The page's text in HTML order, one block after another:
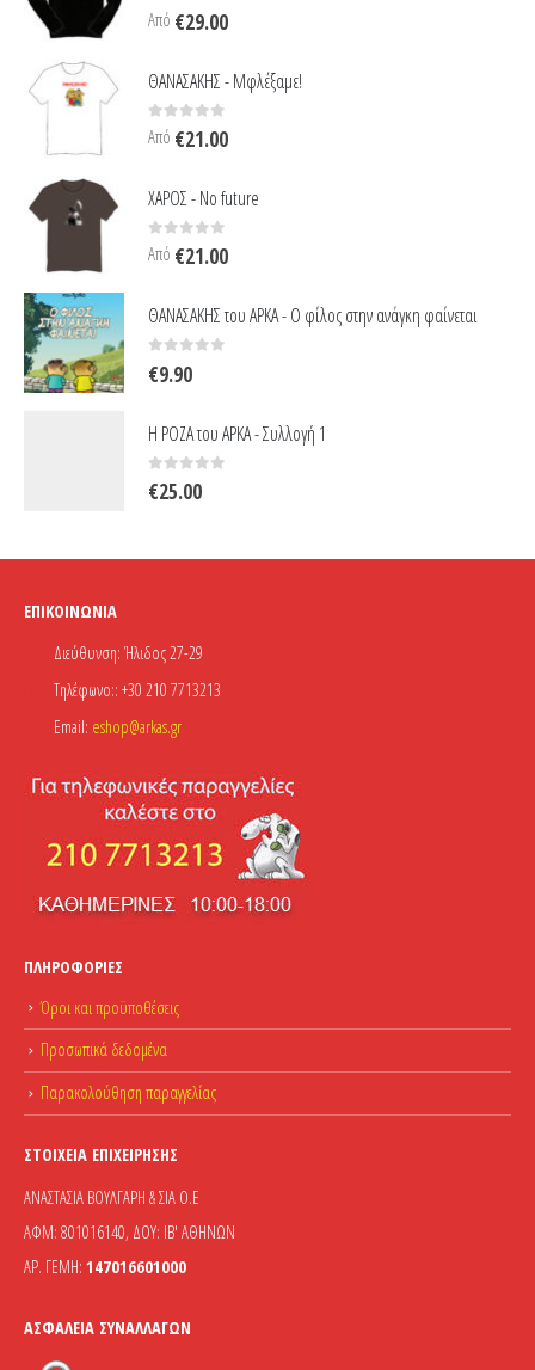
0 out of 5
Από €29.00
ΘΑΝΑΣΑΚΗΣ - Μφλέξαμε!
0 out of 5
Από €21.00
ΧΑΡΟΣ - No future
0 out of 5
Από €21.00
ΘΑΝΑΣΑΚΗΣ του ΑΡΚΑ - Ο φίλος στην ανάγκη φαίνεται
0out of 5
€9.90
Η ΡΟΖΑ του ΑΡΚΑ - Συλλογή 1
0out of 5
€25.00
ΕΠΙΚΟΙΝΩΝΊΑ
Διεύθυνση: Ήλιδος 27-29
Τηλέφωνο:: +30 210 7713213
Email: eshop@arkas.gr
ΠΛΗΡΟΦΟΡΊΕΣ
Όροι και προϋποθέσεις
Προσωπικά δεδομένα
Παρακολούθηση παραγγελίας
ΣΤΟΙΧΕΊΑ ΕΠΙΧΕΊΡΗΣΗΣ
ΑΝΑΣΤΑΣΙΑ ΒΟΥΛΓΑΡΗ & ΣΙΑ Ο.Ε
ΑΦΜ: 801016140, ΔΟΥ: ΙΒ' ΑΘΗΝΩΝ
ΑΡ. ΓΕΜΗ: 147016601000
ΑΣΦΆΛΕΙΑ ΣΥΝΑΛΛΑΓΏΝ